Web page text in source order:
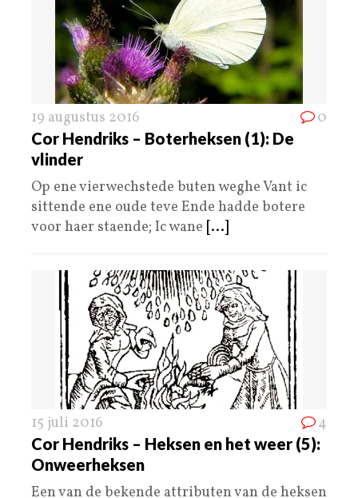
19 augustus 2016 0
Cor Hendriks – Boterheksen (1): De
vlinder
Op ene vierwechstede buten weghe Vant ic
sittende ene oude teve Ende hadde botere
voor haer staende; Ic wane [...]
15 juli 2016 4
Cor Hendriks – Heksen en het weer (5):
Onweerheksen
Een van de bekende attributen van de heksen